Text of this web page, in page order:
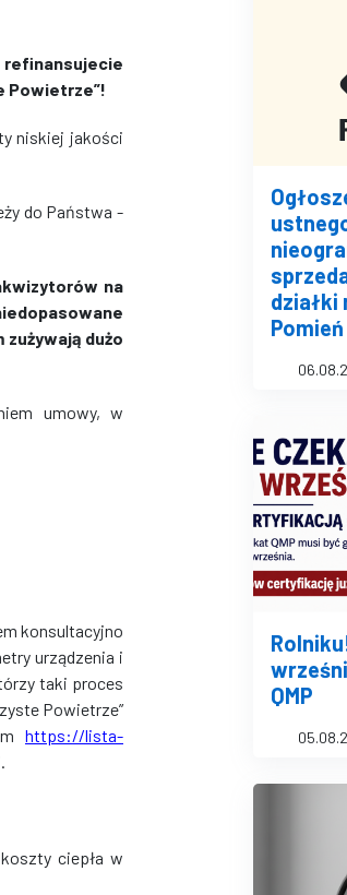
refinansujecie
Powietrze”!
niskiej jakości
do Państwa -
na
dużo
umowy, w
konsultacyjno
urządzenia i
taki proces
Powietrze”
https://lista-
ciepła w
działki
Pomień
QMP